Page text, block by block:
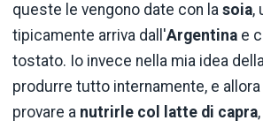
queste le vengono date con la soia,
tipicamente arriva dall'Argentina e
tostato. Io invece nella mia idea
produrre tutto internamente, e
provare a nutrirle col latte di capra